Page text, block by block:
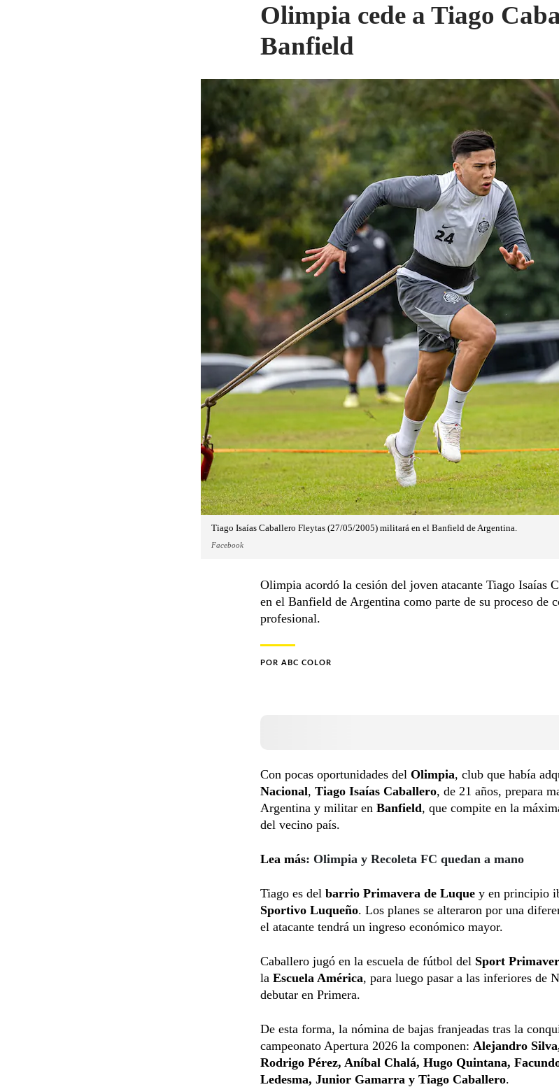
Olimpia cede a Tiago
Banfield
Tiago Isaías Caballero Fleytas (27/05/2005) militará en el Banfield de Argentina.
Facebook
Olimpia acordó la cesión del joven atacante Tiago Isaías
en el Banfield de Argentina como parte de su proceso de
profesional.
POR ABC COLOR
Con pocas oportunidades del Olimpia, club que había
Nacional, Tiago Isaías Caballero, de 21 años, prepara
Argentina y militar en Banfield, que compite en la
del vecino país.
Lea más: Olimpia y Recoleta FC quedan a mano
Tiago es del barrio Primavera de Luque y en principio
Sportivo Luqueño. Los planes se alteraron por una
el atacante tendrá un ingreso económico mayor.
Caballero jugó en la escuela de fútbol del Sport
la Escuela América, para luego pasar a las inferiores de
debutar en Primera.
De esta forma, la nómina de bajas franjeadas tras la
campeonato Apertura 2026 la componen: Alejandro
Rodrigo Pérez, Aníbal Chalá, Hugo Quintana,
Ledesma, Junior Gamarra y Tiago Caballero.